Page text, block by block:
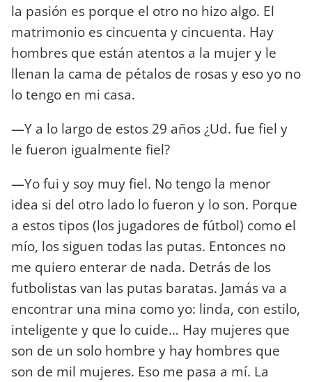
la pasión es porque el otro no hizo algo. El
matrimonio es cincuenta y cincuenta. Hay
hombres que están atentos a la mujer y le
llenan la cama de pétalos de rosas y eso yo no
lo tengo en mi casa.
—Y a lo largo de estos 29 años ¿Ud. fue fiel y
le fueron igualmente fiel?
—Yo fui y soy muy fiel. No tengo la menor
idea si del otro lado lo fueron y lo son. Porque
a estos tipos (los jugadores de fútbol) como el
mío, los siguen todas las putas. Entonces no
me quiero enterar de nada. Detrás de los
futbolistas van las putas baratas. Jamás va a
encontrar una mina como yo: linda, con estilo,
inteligente y que lo cuide… Hay mujeres que
son de un solo hombre y hay hombres que
son de mil mujeres. Eso me pasa a mí. La